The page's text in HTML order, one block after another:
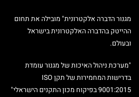
מגנור הדברה אלקטרונית" מובילה את תחום
ההייטק בהדברה האלקטרונית בישראל
ובעולם.
"מערכת ניהול האיכות של מגנור עומדת
בדרישות המחמירות של תקן ISO
9001:2015 בפיקוח מכון התקנים הישראלי"